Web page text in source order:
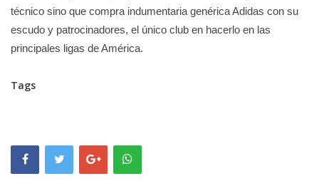
técnico sino que compra indumentaria genérica Adidas con su
escudo y patrocinadores, el único club en hacerlo en las
principales ligas de América.
Tags